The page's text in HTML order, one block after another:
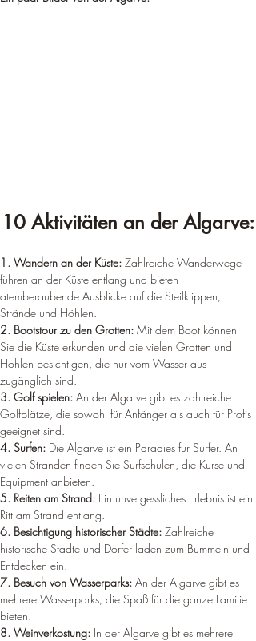
10 Aktivitäten an der Algarve:
1. Wandern an der Küste: Zahlreiche Wanderwege
führen an der Küste entlang und bieten
atemberaubende Ausblicke auf die Steilklippen,
Strände und Höhlen.
2. Bootstour zu den Grotten: Mit dem Boot können
Sie die Küste erkunden und die vielen Grotten und
Höhlen besichtigen, die nur vom Wasser aus
zugänglich sind.
3. Golf spielen: An der Algarve gibt es zahlreiche
Golfplätze, die sowohl für Anfänger als auch für Profis
geeignet sind.
4. Surfen: Die Algarve ist ein Paradies für Surfer. An
vielen Stränden finden Sie Surfschulen, die Kurse und
Equipment anbieten.
5. Reiten am Strand: Ein unvergessliches Erlebnis ist ein
Ritt am Strand entlang.
6. Besichtigung historischer Städte: Zahlreiche
historische Städte und Dörfer laden zum Bummeln und
Entdecken ein.
7. Besuch von Wasserparks: An der Algarve gibt es
mehrere Wasserparks, die Spaß für die ganze Familie
bieten.
8. Weinverkostung: In der Algarve gibt es mehrere